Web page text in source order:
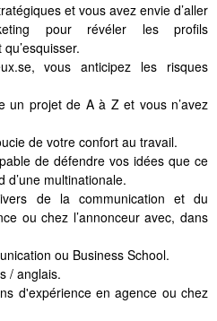
et vous avez envie d’aller
pour révéler les profils
vous anticipez les risques
un projet de A à Z et vous n’avez
de votre confort au travail.
de défendre vos idées que ce
multinationale.
de la communication et du
ou chez l’annonceur avec, dans
ou Business School.
/ anglais.
d'expérience en agence ou chez